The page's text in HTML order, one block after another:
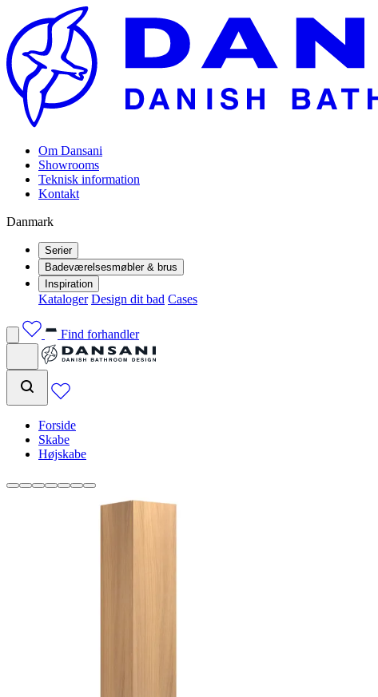
Om Dansani
Showrooms
Teknisk information
Kontakt
Danmark
Serier
Badeværelsesmøbler & brus
Inspiration
Kataloger Design dit bad Cases
Find forhandler
Forside
Skabe
Højskabe